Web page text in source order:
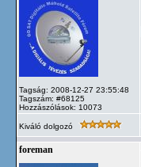
Tagság: 2008-12-27 23:55:48
Tagszám: #68125
Hozzászólások: 10073
Kiváló dolgozó
foreman